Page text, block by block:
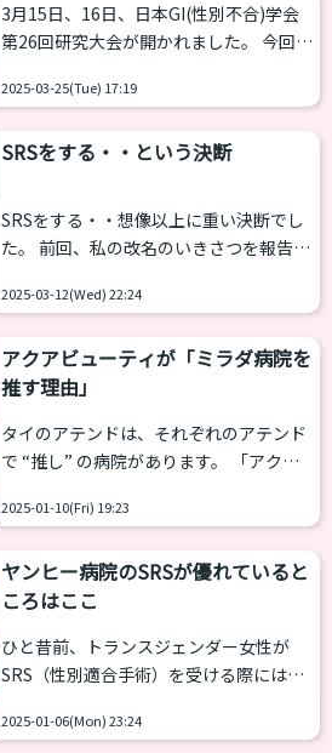
もらうことができます。例えばMTFの場
合「陰茎陰嚢法」で考えているけど、実
際に自分の陰茎陰嚢だと造膣は何センチ
くらい形成できる？FTMの場合「乳腺摘
3月15日、16日、日本GI(性別不合)学会
第26回研究大会が開かれました。 今回
り、430名ほどが参加。乙女塾からは
悩みに関するテーマで一般演題を発表。
ました。 さて、気になるテーマのうち今
回取り上げたいのがトランスジェンダー
10月、最高裁が「トランスジェンダー性
別変更、生殖不能の手術要件は違憲であ
る」と示したことにより、手術要件が
事...
2025-03-25(Tue) 17:19
SRSをする・・という決断
SRSをする・・想像以上に重い決断でし
た。 前回、私の改名のいきさつを報告し
https://otomejuku.jp/media/17534/ 今
どうかという問題です。 かなり前から
「たぶん、私はSRSまで行くのだろう」
かし改名をした結果、「具体的検討事
項」になったのです。年齢的なことを考
えると、１年以内には結論を出さなくて
はならないと考えました。 あくまでも
2025-03-12(Wed) 22:24
アクアビューティが「ミラダ病院を
推す理由」
タイのアテンドは、それぞれのアテンド
で “推し” の病院があります。 「アクア
す。何故、ミラダ病院なのか、アクアビ
た。 （グリーチャーツ先生と2ショッ
ト） （乙女塾運営部、以下略）--りえさ
てください。 （りえ、以下略）ミラダ病
院のグリーチャーツ先生は、世界中から
美を求めて人々が集まるヤンヒー病院の
美容整形部門の部門長、筆頭医師を長年
2025-01-10(Fri) 19:23
ヤンヒー病院のSRSが優れていると
ころはここ
ひと昔前、トランスジェンダー女性が
SRS（性別適合手術）を受ける際には、
でした。 ところが、最近はさらにその昔
2025-01-06(Mon) 23:24